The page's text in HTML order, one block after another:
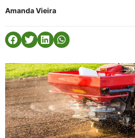
Amanda Vieira